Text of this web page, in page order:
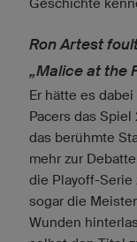
Geschichte
Ron Artest
„Malice at the
Er hätte es
Pacers das
das berühmte
mehr zur
die Playoff-Serie
sogar die
Wunden